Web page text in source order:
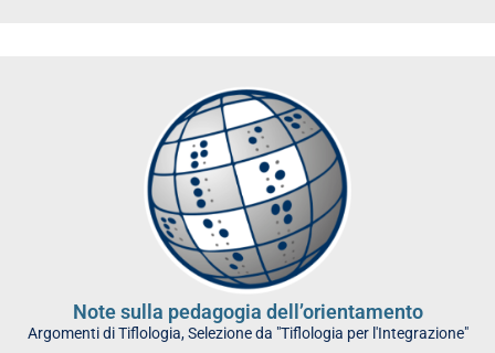
Note sulla pedagogia dell’orientamento
Argomenti di Tiflologia,Selezione da "Tiflologia per l'Integrazione"